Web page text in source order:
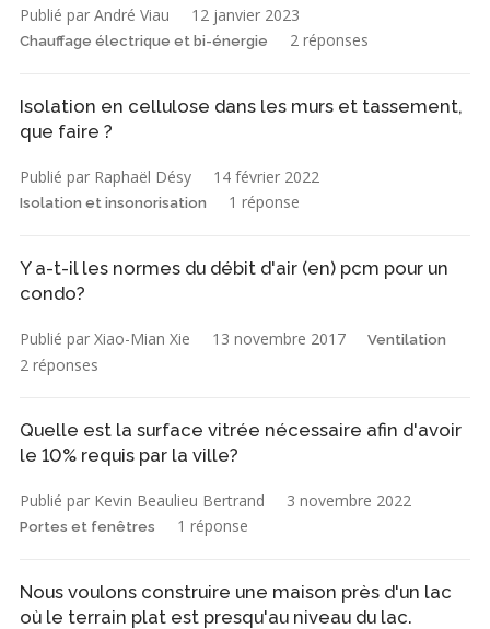
Publié par André Viau 12 janvier 2023
Chauffage électrique et bi-énergie 2 réponses
Isolation en cellulose dans les murs et tassement,
que faire ?
Publié par Raphaël Désy 14 février 2022
Isolation et insonorisation 1 réponse
Y a-t-il les normes du débit d'air (en) pcm pour un
condo?
Publié par Xiao-Mian Xie 13 novembre 2017 Ventilation
2 réponses
Quelle est la surface vitrée nécessaire afin d'avoir
le 10% requis par la ville?
Publié par Kevin Beaulieu Bertrand 3 novembre 2022
Portes et fenêtres 1 réponse
Nous voulons construire une maison près d'un lac
où le terrain plat est presqu'au niveau du lac.